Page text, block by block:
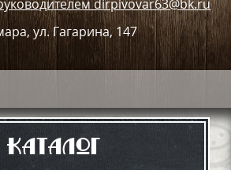
dirpivovar63@bk.ru
ул. Гагарина, 147
Каталог